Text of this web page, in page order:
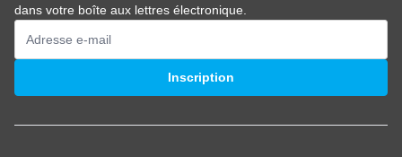
dans votre boîte aux lettres électronique.
Adresse mail
Inscription